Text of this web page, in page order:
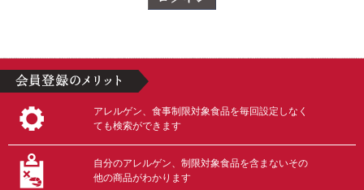
アレルゲン、食事制限対象食品を毎回設定しなく
ても検索ができます
自分のアレルゲン、制限対象食品を含まないその
他の商品がわかります